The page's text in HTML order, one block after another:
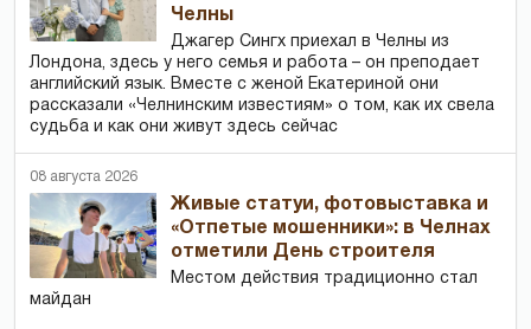
Челны
Джагер Сингх приехал в Челны из
Лондона, здесь у него семья и работа – он преподает
английский язык. Вместе с женой Екатериной они
рассказали «Челнинским известиям» о том, как их свела
судьба и как они живут здесь сейчас
08 августа 2026
Живые статуи, фотовыставка и
«Отпетые мошенники»: в Челнах
отметили День строителя
Местом действия традиционно стал
майдан